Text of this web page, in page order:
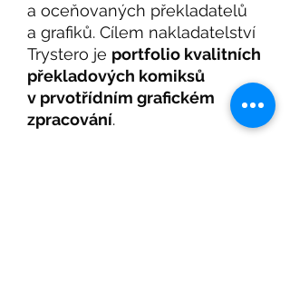
a oceňovaných překladatelů
a grafiků. Cílem nakladatelství
Trystero je portfolio kvalitních
překladových komiksů
v prvotřídním grafickém
zpracování.